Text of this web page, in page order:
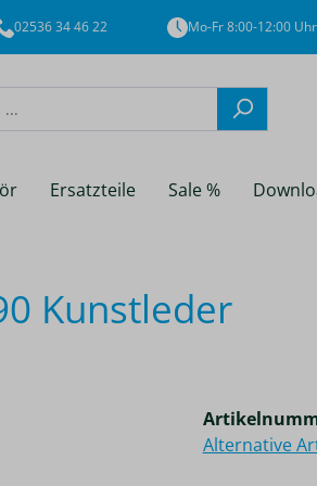
02536 34 46 22 Mo-Fr 8:00-12:00
Ersatzteile Sale %
Kunstleder
Alternative